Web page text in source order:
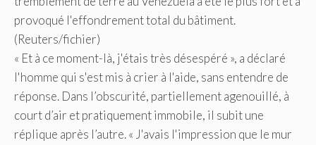
« Et à ce moment-là, j'étais très désespéré », a déclaré
l'homme qui s'est mis à crier à l'aide, sans entendre de
réponse. Dans l’obscurité, partiellement agenouillé, à
court d’air et pratiquement immobile, il subit une
réplique après l’autre. « J'avais l'impression que le mur